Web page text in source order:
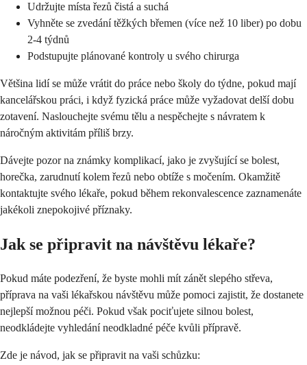
Udržujte místa řezů čistá a suchá
Vyhněte se zvedání těžkých břemen (více než 10 liber) po dobu
2-4 týdnů
Podstupujte plánované kontroly u svého chirurga
Většina lidí se může vrátit do práce nebo školy do týdne, pokud mají
kancelářskou práci, i když fyzická práce může vyžadovat delší dobu
zotavení. Naslouchejte svému tělu a nespěchejte s návratem k
náročným aktivitám příliš brzy.
Dávejte pozor na známky komplikací, jako je zvyšující se bolest,
horečka, zarudnutí kolem řezů nebo obtíže s močením. Okamžitě
kontaktujte svého lékaře, pokud během rekonvalescence zaznamenáte
jakékoli znepokojivé příznaky.
Jak se připravit na návštěvu lékaře?
Pokud máte podezření, že byste mohli mít zánět slepého střeva,
příprava na vaši lékařskou návštěvu může pomoci zajistit, že dostanete
nejlepší možnou péči. Pokud však pociťujete silnou bolest,
neodkládejte vyhledání neodkladné péče kvůli přípravě.
Zde je návod, jak se připravit na vaši schůzku: